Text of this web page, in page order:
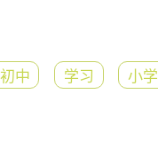
初中 学习 小学